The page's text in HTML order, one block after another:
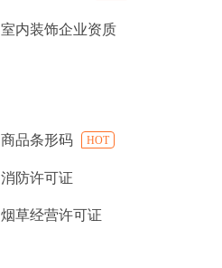
室内装饰企业资质
商品条形码 HOT
消防许可证
烟草经营许可证